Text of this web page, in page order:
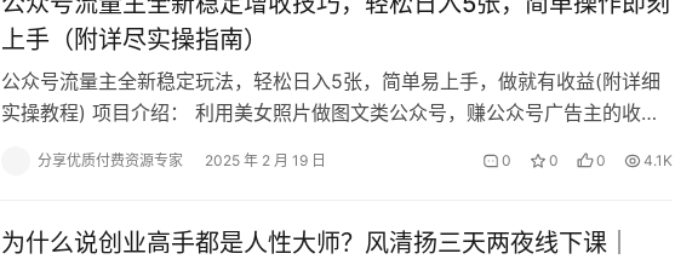
上手（附详尽实操指南）
公众号流量主全新稳定玩法，轻松日入5张，简单易上手，做就有收益(附详细
实操教程) 项目介绍： 利用美女照片做图文类公众号，赚公众号广告主的收
分享优质付费资源专家 2025 年 2 月 19 日 0 0 0 4.1K
为什么说创业高手都是人性大师？风清扬三天两夜线下课｜